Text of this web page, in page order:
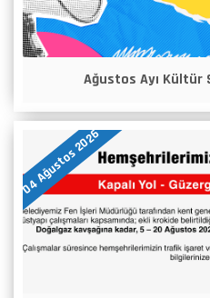
Ağustos Ayı
04 Ağustos 2026